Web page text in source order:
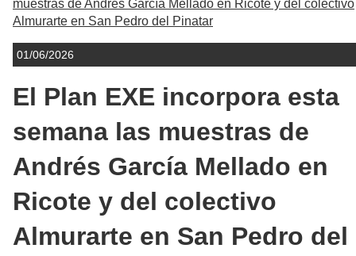
muestras de Andrés García Mellado en Ricote y del colectivo
Almurarte en San Pedro del Pinatar
01/06/2026
El Plan EXE incorpora esta
semana las muestras de
Andrés García Mellado en
Ricote y del colectivo
Almurarte en San Pedro del